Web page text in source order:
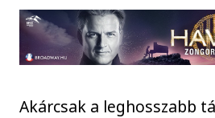
Akárcsak a leghosszabb